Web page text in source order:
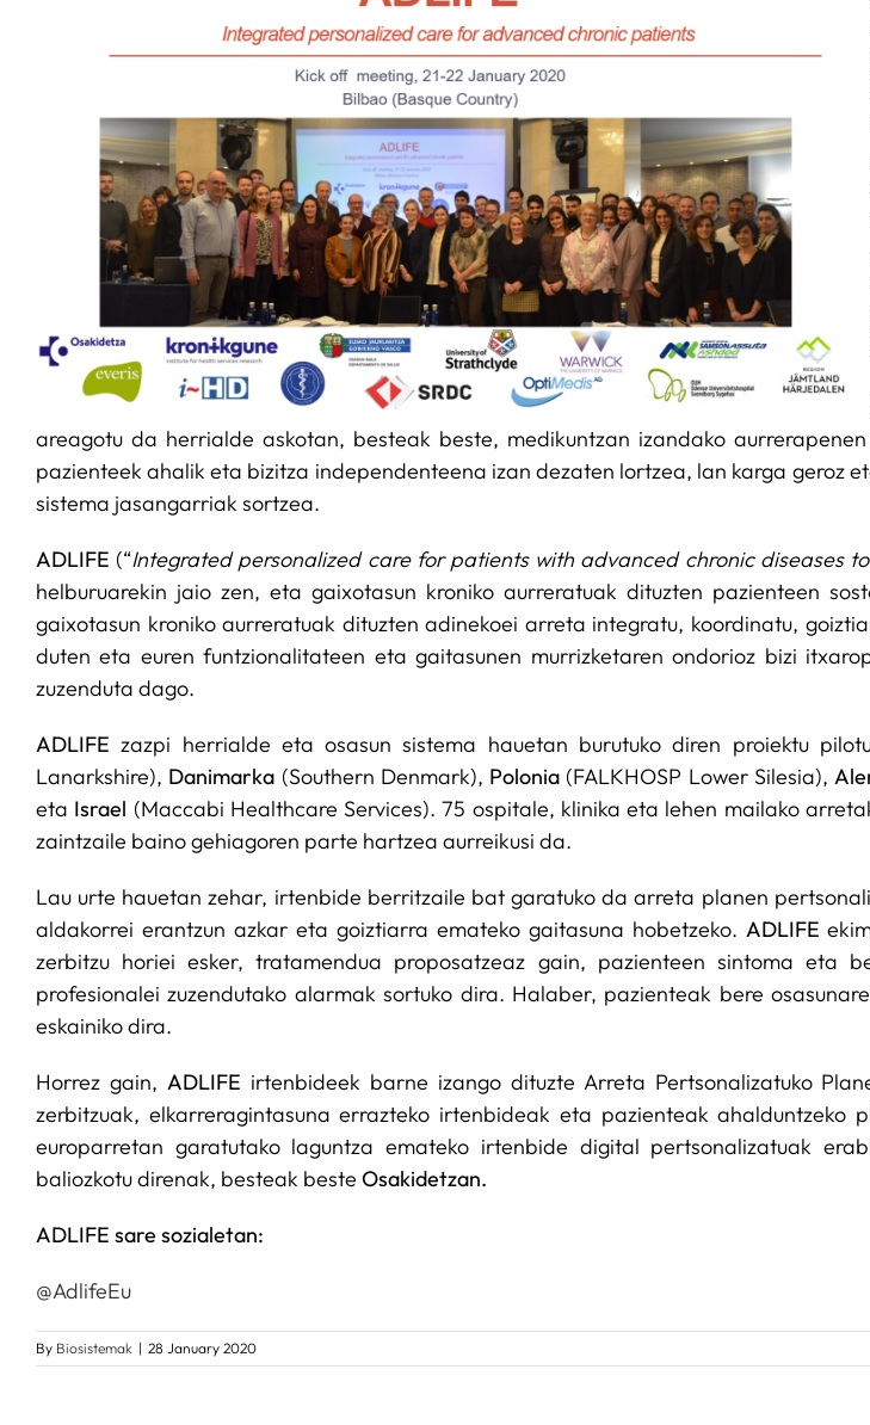
areagotu da herrialde askotan, besteak beste, medikuntzan izandako
pazienteek ahalik eta bizitza independenteena izan dezaten lortzea, lan karga geroz
sistema jasangarriak sortzea.
ADLIFE (“Integrated personalized care for patients with advanced chronic diseases
helburuarekin jaio zen, eta gaixotasun kroniko aurreratuak dituzten pazienteen
gaixotasun kroniko aurreratuak dituzten adinekoei arreta integratu, koordinatu,
duten eta euren funtzionalitateen eta gaitasunen murrizketaren ondorioz bizi
zuzenduta dago.
ADLIFEzazpi herrialde eta osasun sistema hauetan burutuko diren proiektu
Lanarkshire), Danimarka (Southern Denmark), Polonia (FALKHOSP Lower Silesia),
eta Israel (Maccabi Healthcare Services). 75 ospitale, klinika eta lehen mailako
zaintzaile baino gehiagoren parte hartzea aurreikusi da.
Lau urte hauetan zehar, irtenbide berritzaile bat garatuko da arreta planen
aldakorrei erantzun azkar eta goiztiarra emateko gaitasuna hobetzeko. ADLIFE
zerbitzu horiei esker, tratamendua proposatzeaz gain, pazienteen sintoma eta
profesionalei zuzendutako alarmak sortuko dira. Halaber, pazienteak bere
eskainiko dira.
Horrez gain, ADLIFE irtenbideek barne izango dituzte Arreta Pertsonalizatuko
zerbitzuak, elkarreragintasuna errazteko irtenbideak eta pazienteak
europarretan garatutako laguntza emateko irtenbide digital pertsonalizatuak
baliozkotu direnak, besteak beste Osakidetzan.
ADLIFE sare sozialetan:
@AdlifeEu
By Biosistemak | 28 January 2020